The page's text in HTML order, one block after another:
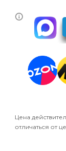
Цена
отличаться от